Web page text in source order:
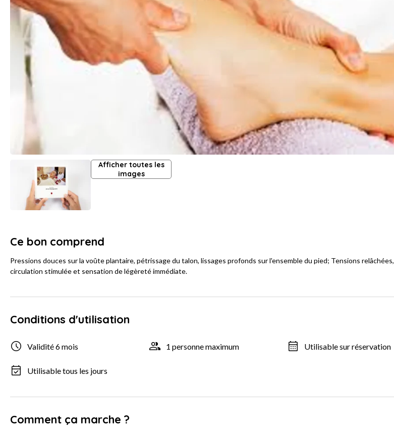
Afficher toutes les
images
Ce bon comprend
Pressions douces sur la voûte plantaire, pétrissage du talon, lissages profonds sur l'ensemble du pied; Tensions relâchées,
circulation stimulée et sensation de légèreté immédiate.
Conditions d'utilisation
Validité 6 mois 1 personne maximum Utilisable sur réservation
Utilisable tous les jours
Comment ça marche ?